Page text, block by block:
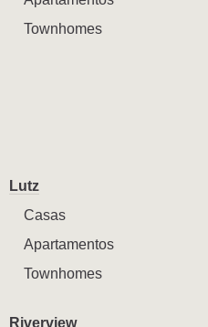
Townhomes
Lutz
Casas
Apartamentos
Townhomes
Riverview